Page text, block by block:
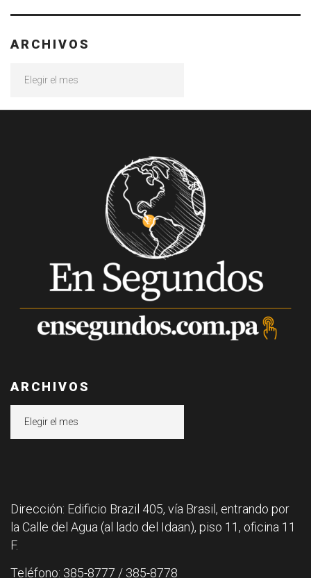
ARCHIVOS
ARCHIVOS
Dirección: Edificio Brazil 405, vía Brasil, entrando por
la Calle del Agua (al lado del Idaan), piso 11, oficina 11
F.
Teléfono: 385-8777 / 385-8778